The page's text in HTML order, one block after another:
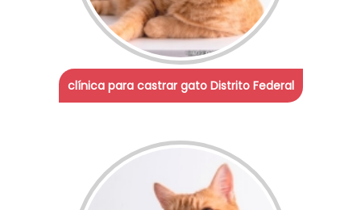
clínica para castrar gato Distrito Federal